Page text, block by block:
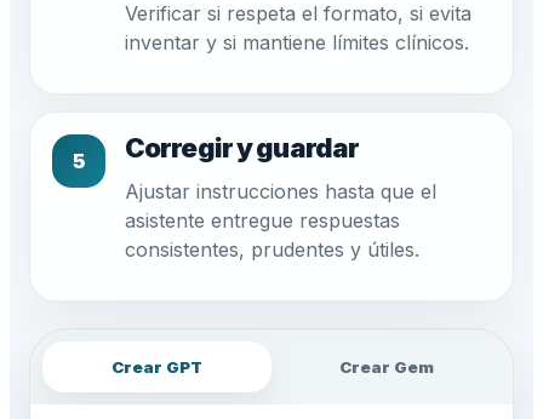
Verificar si respeta el formato, si evita
inventar y si mantiene límites clínicos.
5 Corregir y guardar
Ajustar instrucciones hasta que el
asistente entregue respuestas
consistentes, prudentes y útiles.
Crear GPT Crear Gem